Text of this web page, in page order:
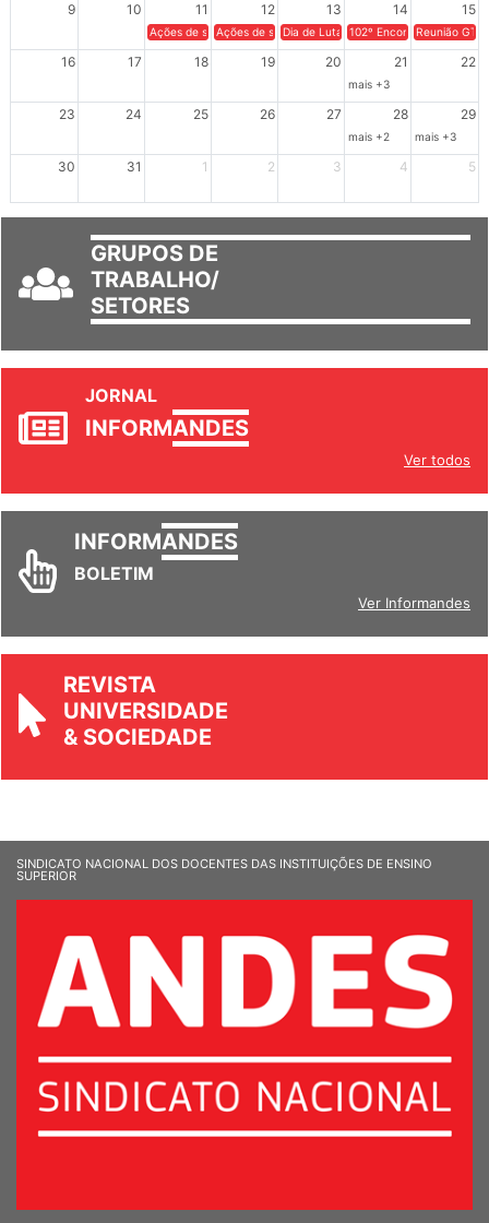
9 10 11 12 13 14 15
Ações de solidariedade a Cuba no Rio Grande do Sul - 100
Ações de solidariedade a Cuba no Rio Grande do
Dia de Luta em Defesa de Cuba e da
102º Encontro da
Reunião
16 17 18 19 20 21 22
mais +3
23 24 25 26 27 28 29
mais +2 mais +3
30 31 1 2 3 4 5
GRUPOS DE
TRABALHO/
SETORES
JORNAL
INFORMANDES
Ver todos
INFORMANDES
BOLETIM
Ver Informandes
REVISTA
UNIVERSIDADE
& SOCIEDADE
SINDICATO NACIONAL DOS DOCENTES DAS INSTITUIÇÕES DE ENSINO
SUPERIOR